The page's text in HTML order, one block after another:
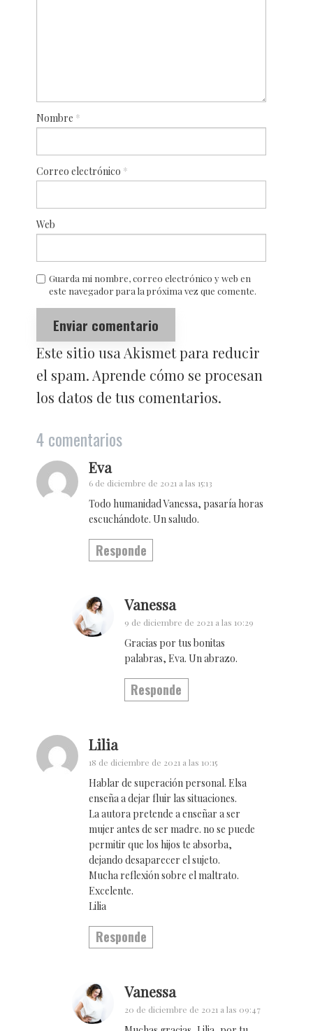
Nombre *
Correo electrónico *
Web
Guarda mi nombre, correo electrónico y web en
este navegador para la próxima vez que comente.
Este sitio usa Akismet para reducir
el spam.Aprende cómo se procesan
los datos de tus comentarios.
4 comentarios
Eva
6 de diciembre de 2021 a las 15:13
Todo humanidad Vanessa, pasaría horas
escuchándote. Un saludo.
Responde
Vanessa
9 de diciembre de 2021 a las 10:29
Gracias por tus bonitas
palabras, Eva. Un abrazo.
Responde
Lilia
18 de diciembre de 2021 a las 10:15
Hablar de superación personal. Elsa
enseña a dejar fluir las situaciones.
La autora pretende a enseñar a ser
mujer antes de ser madre. no se puede
permitir que los hijos te absorba,
dejando desaparecer el sujeto.
Mucha reflexión sobre el maltrato.
Excelente.
Lilia
Responde
Vanessa
20 de diciembre de 2021 a las 09:47